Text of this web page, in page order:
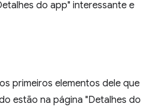
do app" interessante e
primeiros elementos dele que
estão na página "Detalhes do